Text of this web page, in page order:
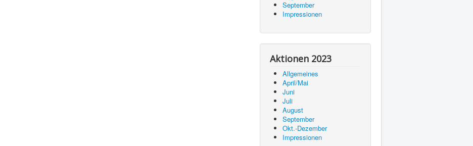
September
Impressionen
Aktionen 2023
Allgemeines
April/Mai
Juni
Juli
August
September
Okt.-Dezember
Impressionen